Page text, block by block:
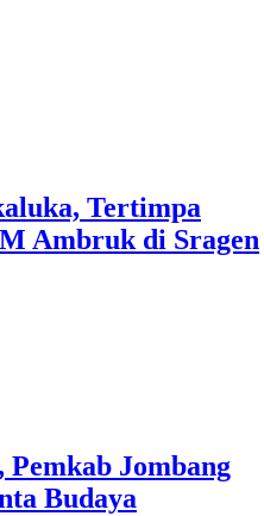
Tertimpa
Ambruk di Sragen
Jombang
Budaya